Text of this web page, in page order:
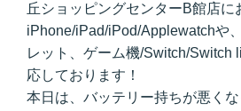
丘ショッピングセンターB館店に
iPhone/iPad/iPod/Applewatchや
レット、ゲーム機/Switch/Switch
応しております！
本日は、バッテリー持ちが悪く